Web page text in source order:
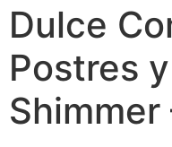
Dulce
Postres
Shimmer